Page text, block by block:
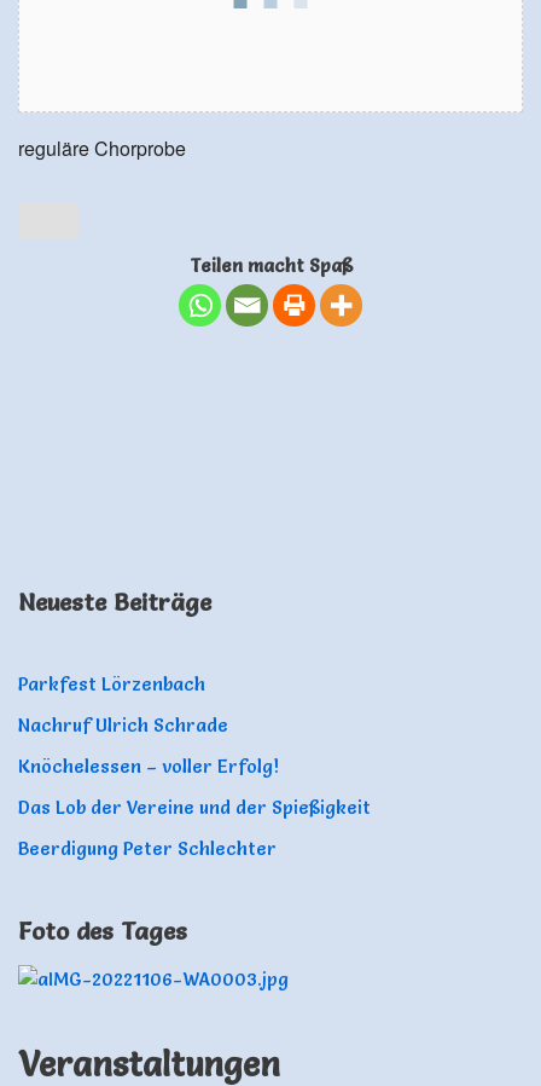
reguläre Chorprobe
Teilen macht Spaß
Neueste Beiträge
Parkfest Lörzenbach
Nachruf Ulrich Schrade
Knöchelessen – voller Erfolg!
Das Lob der Vereine und der Spießigkeit
Beerdigung Peter Schlechter
Foto des Tages
Veranstaltungen